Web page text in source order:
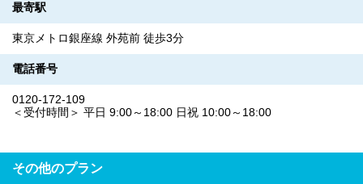
最寄駅
東京メトロ銀座線 外苑前 徒歩3分
電話番号
0120-172-109
＜受付時間＞ 平日 9:00～18:00 日祝 10:00～18:00
その他のプラン